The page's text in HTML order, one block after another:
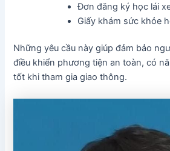
Đơn đăng ký học lái
Giấy khám sức khỏe
Những yêu cầu này giúp đảm bảo
điều khiển phương tiện an toàn, có
tốt khi tham gia giao thông.